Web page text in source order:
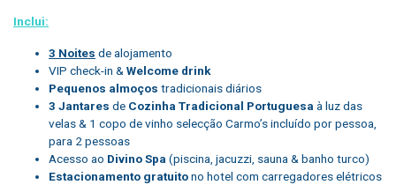
Inclui:
3 Noites de alojamento
VIP check-in & Welcome drink
Pequenos almoços tradicionais diários
3 Jantares de Cozinha Tradicional Portuguesa à luz das
velas & 1 copo de vinho selecção Carmo’s incluído por pessoa,
para 2 pessoas
Acesso ao Divino Spa (piscina, jacuzzi, sauna & banho turco)
Estacionamento gratuitono hotel com carregadores elétricos